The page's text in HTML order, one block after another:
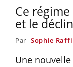
Ce
et le
Par Sophie
Une